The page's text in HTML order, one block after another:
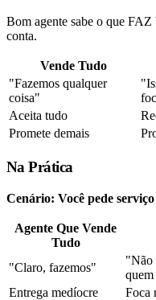
Bom agente sabe o que
conta.
Vende Tudo
"Fazemos qualquer
coisa"
Aceita tudo
Promete demais
Na Prática
Cenário: Você pede
Agente Que Vende
Tudo
"Claro, fazemos"
"Não
Entrega medíocre
Foca